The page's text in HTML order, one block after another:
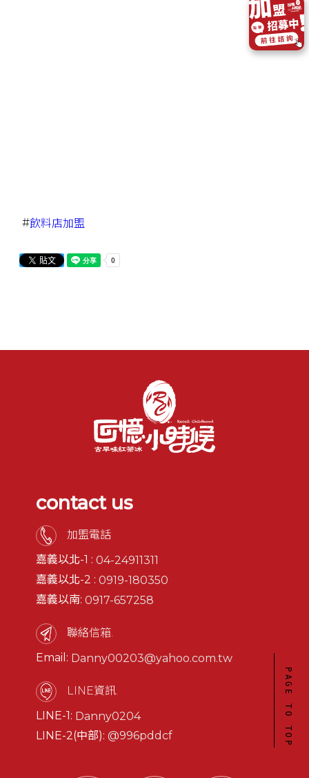
#飲料店加盟
contact us
加盟電話
嘉義以北-1 :04-24911311
嘉義以北-2 :0919-180350
嘉義以南:0917-657258
聯絡信箱.
Email: Danny00203@yahoo.com.tw
LINE資訊.
LINE-1: Danny0204
LINE-2(中部):@996pddcf PAGE TO TOP